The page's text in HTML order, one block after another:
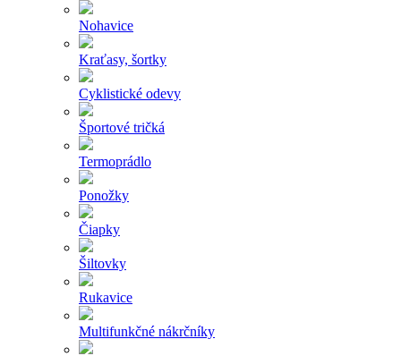
Nohavice
Kraťasy, šortky
Cyklistické odevy
Športové tričká
Termoprádlo
Ponožky
Čiapky
Šiltovky
Rukavice
Multifunkčné nákrčníky